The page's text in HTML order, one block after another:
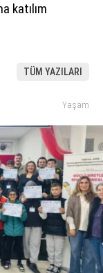
WhatsApp İhbar Hattı
Facebook
Instagram
katılım
TÜM YAZILARI
Yaşam